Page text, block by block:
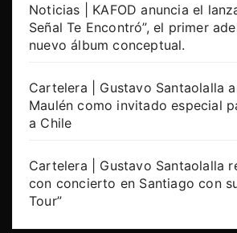
Noticias | KAFOD anuncia el
Señal Te Encontró”, el primer
nuevo álbum conceptual.
Cartelera | Gustavo Santaolalla
Maulén como invitado especial
a Chile
Cartelera | Gustavo Santaolalla
con concierto en Santiago con
Tour”